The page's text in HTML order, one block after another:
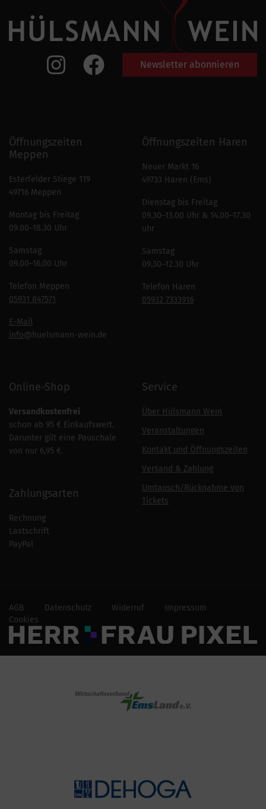
Newsletter abonnieren
Öffnungszeiten
Meppen
Esterfelder Stiege 119
49716 Meppen
Montag bis Freitag
09.00–18.30 Uhr
Samstag
09.00–16.00 Uhr
Telefon Meppen
05931 847571
E-Mail
info@huelsmann-wein.de
Öffnungszeiten Haren
Neuer Markt 16
49733 Haren (Ems)
Dienstag bis Freitag
09.30–13.00 Uhr & 14.00–17.30
uhr
Samstag
09.30–12.30 Uhr
Telefon Haren
05932 7333916
Online-Shop
Versandkostenfrei
schon ab 95 € Einkaufswert.
Darunter gilt eine Pauschale
von nur 6,95 €.
Zahlungsarten
Rechnung
Lastschrift
PayPal
Service
Über Hülsmann Wein
Veranstaltungen
Kontakt und Öffnungszeiten
Versand & Zahlung
Umtausch/Rücknahme von
Tickets
AGB Datenschutz Widerruf
Impressum
Cookies